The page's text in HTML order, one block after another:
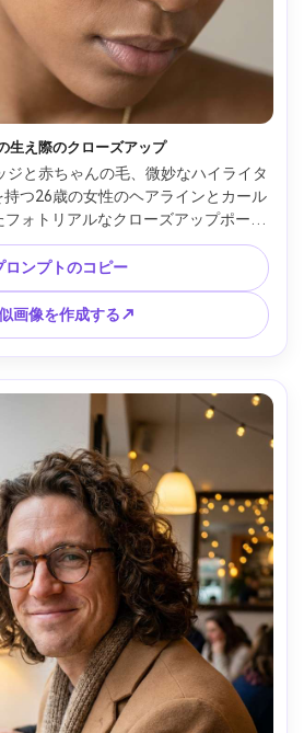
生え際のクローズアップ
ジと赤ちゃんの毛、微妙なハイライタ
つ26歳の女性のヘアラインとカール
ォトリアルなクローズアップポート
のチェーンを着用しています。中立的
ハイライトを備えた柔らかいマクロス
マクロレンズの外観、浅い深さ;タイ
が部分的に見える。リアルな質感、高
ープなディテール --ar 4:5
ロンプトのコピー
画像を作成する↗